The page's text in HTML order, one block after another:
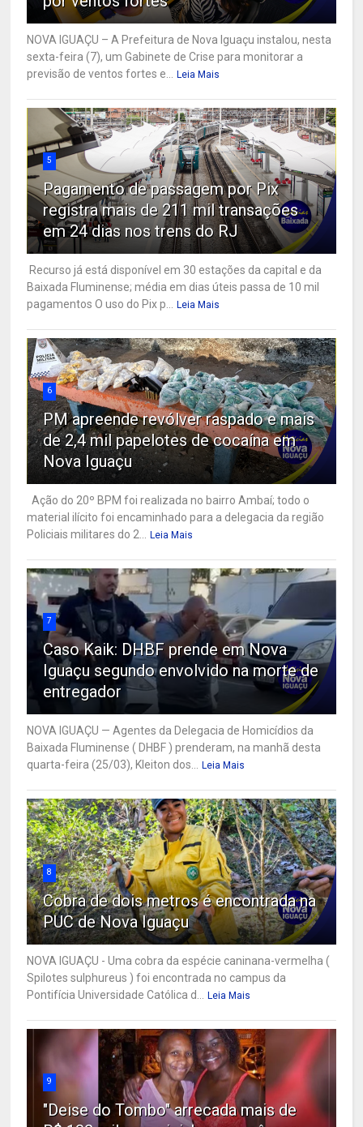
NOVA IGUAÇU – A Prefeitura de Nova Iguaçu instalou, nesta
sexta-feira (7), um Gabinete de Crise para monitorar a
previsão de ventos fortes e...
Leia Mais
5
Pagamento de passagem por Pix
registra mais de 211 mil transações
em 24 dias nos trens do RJ
Recurso já está disponível em 30 estações da capital e da
Baixada Fluminense; média em dias úteis passa de 10 mil
pagamentos O uso do Pix p...
Leia Mais
6
PM apreende revólver raspado e mais
de 2,4 mil papelotes de cocaína em
Nova Iguaçu
Ação do 20º BPM foi realizada no bairro Ambaí; todo o
material ilícito foi encaminhado para a delegacia da região
Policiais militares do 2...
Leia Mais
7
Caso Kaik: DHBF prende em Nova
Iguaçu segundo envolvido na morte de
entregador
NOVA IGUAÇU — Agentes da Delegacia de Homicídios da
Baixada Fluminense ( DHBF ) prenderam, na manhã desta
quarta-feira (25/03), Kleiton dos...
Leia Mais
8
Cobra de dois metros é encontrada na
PUC de Nova Iguaçu
NOVA IGUAÇU - Uma cobra da espécie caninana-vermelha (
Spilotes sulphureus ) foi encontrada no campus da
Pontifícia Universidade Católica d...
Leia Mais
9
"Deise do Tombo" arrecada mais de